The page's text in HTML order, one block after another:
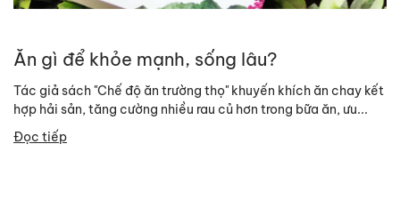
Ăn gì để khỏe mạnh, sống lâu?
Tác giả sách "Chế độ ăn trường thọ" khuyến khích ăn chay kết
hợp hải sản, tăng cường nhiều rau củ hơn trong bữa ăn, ưu...
Đọc tiếp